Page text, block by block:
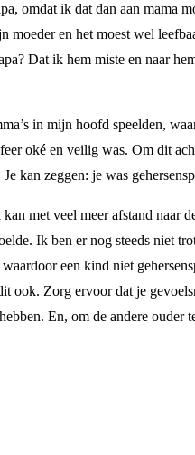
omdat ik dat dan aan mama
en het moest wel
Dat ik hem miste en naar
in mijn hoofd speelden,
oké en veilig was. Om dit
kan zeggen: je was
met veel meer afstand naar
Ik ben er nog steeds niet
een kind niet
Zorg ervoor dat je
En, om de andere ouder